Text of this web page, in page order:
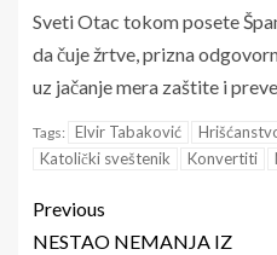
Sveti Otac tokom posete
da čuje žrtve, prizna
uz jačanje mera zaštite i
Tags: Elvir Tabaković
Katolički sveštenik
Konvertiti
Previous
NESTAO NEMANJA IZ